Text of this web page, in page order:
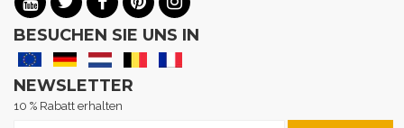
BESUCHEN SIE UNS IN
NEWSLETTER
10 % Rabatt erhalten